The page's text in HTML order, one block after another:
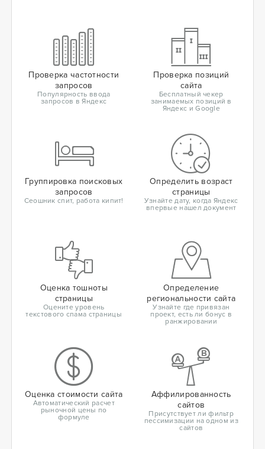
Проверка частотности
запросов
Популярность ввода
запросов в Яндекс
Проверка позиций
сайта
Бесплатный чекер
занимаемых позиций в
Яндекс и Google
Группировка поисковых
запросов
Сеошник спит, работа кипит!
Определить возраст
страницы
Узнайте дату, когда Яндекс
впервые нашел документ
Оценка тошноты
страницы
Оцените уровень
текстового спама страницы
Определение
региональности сайта
Узнайте где привязан
проект, есть ли бонус в
ранжировании
Оценка стоимости сайта
Автоматический расчет
рыночной цены по
формуле
Аффилированность
сайтов
Присутствует ли фильтр
пессимизации на одном из
сайтов